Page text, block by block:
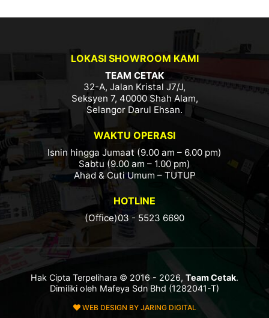
LOKASI SHOWROOM KAMI
TEAM CETAK
32-A, Jalan Kristal J7/J,
Seksyen 7, 40000 Shah Alam,
Selangor Darul Ehsan.
WAKTU OPERASI
Isnin hingga Jumaat (9.00 am – 6.00 pm)
Sabtu (9.00 am – 1.00 pm)
Ahad & Cuti Umum – TUTUP
HOTLINE
(Office)03 - 5523 6690
Hak Cipta Terpelihara © 2016 - 2026, Team Cetak.
Dimiliki oleh Mafeya Sdn Bhd (1282041-T)
WEB DESIGN BY JARING DIGITAL